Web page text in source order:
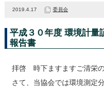
2019.4.17 委員会
平成３０年度 環境計量
報告書
拝啓 時下ますますご清栄の
さて、当協会では環境測定